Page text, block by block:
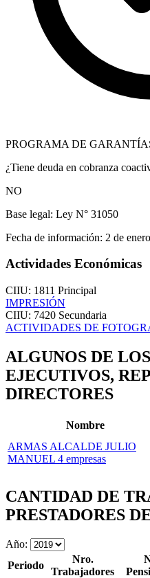
PROGRAMA DE
¿Tiene deuda en cobranza
NO
Base legal: Ley N° 31050
Fecha de información: 2 de
Actividades Económicas
CIIU: 1811 Principal
IMPRESIÓN
CIIU: 7420 Secundaria
ACTIVIDADES DE
ALGUNOS DE
EJECUTIVOS,
DIRECTORES
Nombre
ARMAS ALCALDE JULIO
MANUEL 4 empresas
CANTIDAD DE
PRESTADORES
Año:
Periodo
Nro.
Trabajadores